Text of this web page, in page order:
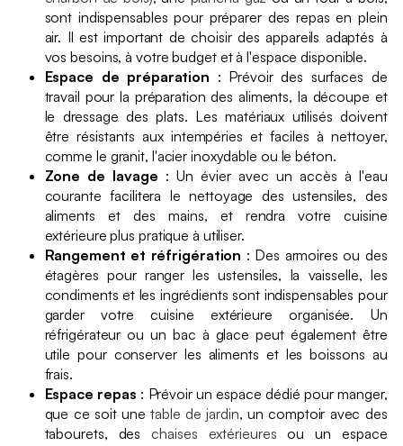
sont indispensables pour préparer des repas en plein
air. Il est important de choisir des appareils adaptés à
vos besoins, à votre budget et à l'espace disponible.
Espace de préparation : Prévoir des surfaces de
travail pour la préparation des aliments, la découpe et
le dressage des plats. Les matériaux utilisés doivent
être résistants aux intempéries et faciles à nettoyer,
comme le granit, l'acier inoxydable ou le béton.
Zone de lavage : Un évier avec un accès à l'eau
courante facilitera le nettoyage des ustensiles, des
aliments et des mains, et rendra votre cuisine
extérieure plus pratique à utiliser.
Rangement et réfrigération : Des armoires ou des
étagères pour ranger les ustensiles, la vaisselle, les
condiments et les ingrédients sont indispensables pour
garder votre cuisine extérieure organisée. Un
réfrigérateur ou un bac à glace peut également être
utile pour conserver les aliments et les boissons au
frais.
Espace repas : Prévoir un espace dédié pour manger,
que ce soit unetable de jardin, un comptoir avec des
tabourets, deschaises extérieures ou un espace